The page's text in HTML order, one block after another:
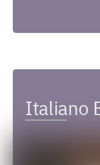
Italiano